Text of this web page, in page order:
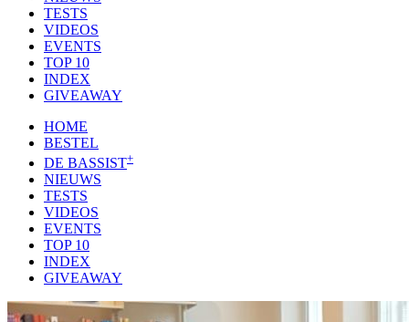
TESTS
VIDEOS
EVENTS
TOP 10
INDEX
GIVEAWAY
HOME
BESTEL
DE BASSIST+
NIEUWS
TESTS
VIDEOS
EVENTS
TOP 10
INDEX
GIVEAWAY